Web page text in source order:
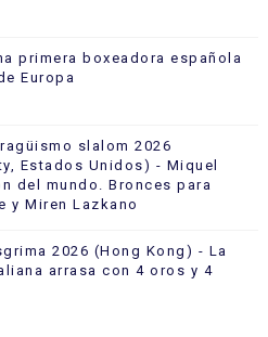
primera boxeadora española
Europa
slalom 2026
Estados Unidos) - Miquel
del mundo. Bronces para
y Miren Lazkano
2026 (Hong Kong) - La
arrasa con 4 oros y 4